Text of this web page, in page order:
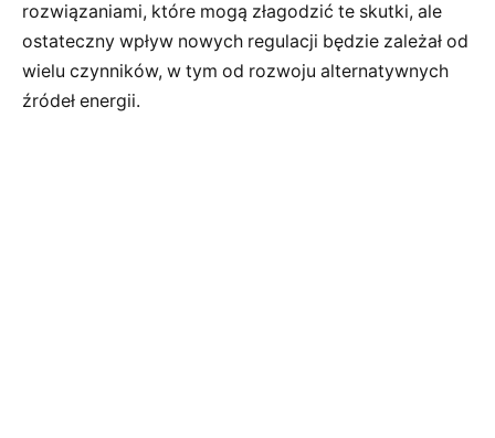
rozwiązaniami, które mogą złagodzić te skutki, ale
ostateczny wpływ nowych regulacji będzie zależał od
wielu czynników, w tym od rozwoju alternatywnych
źródeł energii.